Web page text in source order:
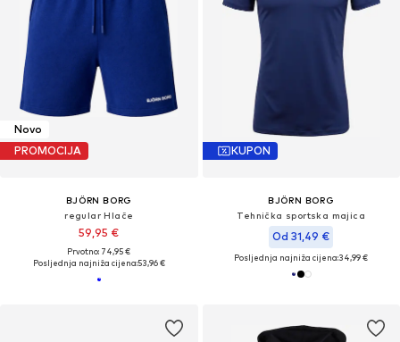
Novo
PROMOCIJA
BJÖRN BORG
regular Hlače
59,95 €
Prvotno: 74,95 €
Posljednja najniža cijena:53,96 €
KUPON
BJÖRN BORG
Tehnička sportska majica
Od 31,49 €
Posljednja najniža cijena:34,99 €